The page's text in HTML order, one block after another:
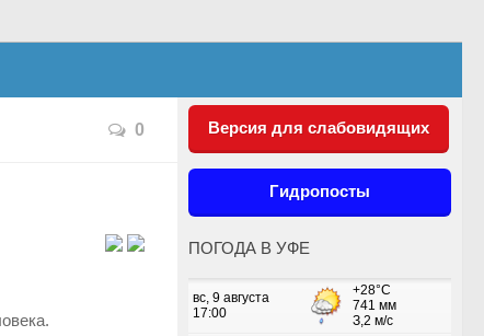
0 Версия для слабовидящих
Гидропосты
ПОГОДА В УФЕ